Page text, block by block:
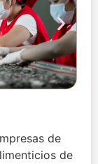
de
de